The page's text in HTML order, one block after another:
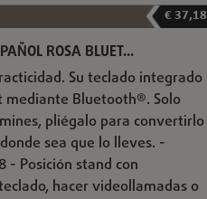
€ 37,18
ROSA BLUET...
Su teclado integrado
mediante Bluetooth®. Solo
pliégalo para convertirlo
sea que lo lleves. -
- Posición stand con
hacer videollamadas o